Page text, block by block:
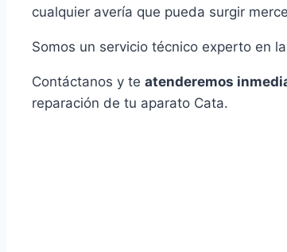
cualquier avería que pueda surgir
Somos un servicio técnico experto en
Contáctanos y te atenderemos
reparación de tu aparato Cata.